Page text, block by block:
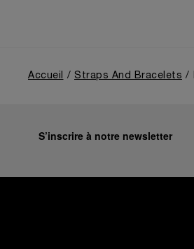
Accueil Straps And Bracelets
S’inscrire à notre newsletter